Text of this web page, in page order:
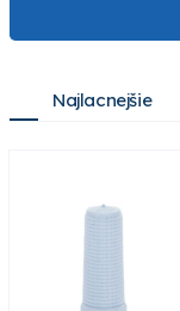
Najlacnejšie